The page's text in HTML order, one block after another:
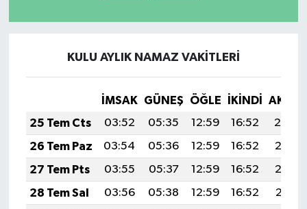
KULU AYLIK NAMAZ VAKITLERI
İMSAK GÜNEŞ ÖĞLE İKINDI
25 Tem Cts
03:52 05:35 12:59 16:52
20:14
26 Tem Paz
03:54 05:36 12:59 16:52
20:13
27 Tem Pts
03:55 05:37 12:59 16:52
20:12
28 Tem Sal
03:56 05:38 12:59 16:52
20:11